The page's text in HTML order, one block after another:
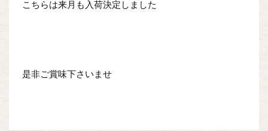
こちらは来月も入荷決定しました
是非ご賞味下さいませ